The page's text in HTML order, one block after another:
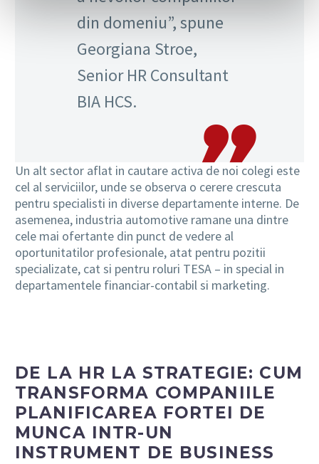
din domeniu”, spune
Georgiana Stroe,
Senior HR Consultant
BIA HCS.
Un alt sector aflat in cautare activa de noi colegi este
cel al serviciilor, unde se observa o cerere crescuta
pentru specialisti in diverse departamente interne. De
asemenea, industria automotive ramane una dintre
cele mai ofertante din punct de vedere al
oportunitatilor profesionale, atat pentru pozitii
specializate, cat si pentru roluri TESA – in special in
departamentele financiar-contabil si marketing.
DE LA HR LA STRATEGIE: CUM
TRANSFORMA COMPANIILE
PLANIFICAREA FORTEI DE
MUNCA INTR-UN
INSTRUMENT DE BUSINESS